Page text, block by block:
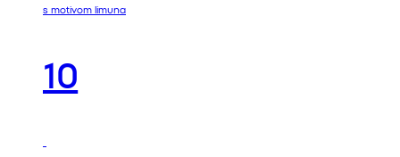
s motivom limuna
10